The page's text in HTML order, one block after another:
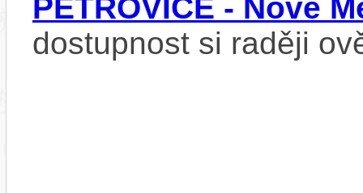
PETROVICE - Nové
dostupnost si raději